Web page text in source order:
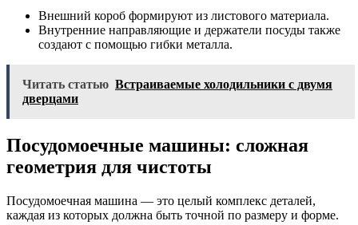
Внешний короб формируют из листового материала.
Внутренние направляющие и держатели посуды также
создают с помощью гибки металла.
Читать статью Встраиваемые холодильники с двумя
дверцами
Посудомоечные машины: сложная
геометрия для чистоты
Посудомоечная машина — это целый комплекс деталей,
каждая из которых должна быть точной по размеру и форме.